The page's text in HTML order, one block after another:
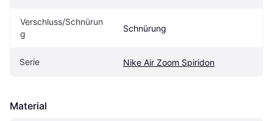
Verschluss/Schnürun
g
Schnürung
Serie Nike Air Zoom Spiridon
Material